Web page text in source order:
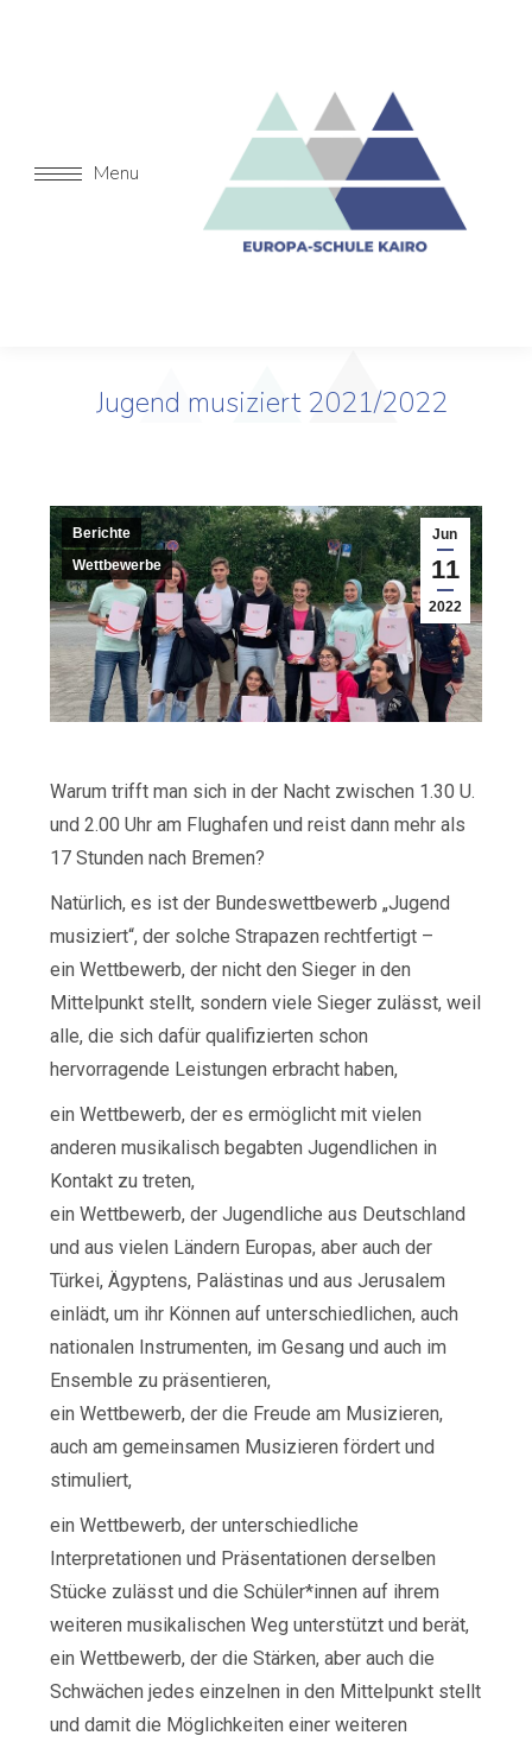
Menu
Jugend musiziert 2021/2022
Jun
11
2022
Berichte
Wettbewerbe
Warum trifft man sich in der Nacht zwischen 1.30 U.
und 2.00 Uhr am Flughafen und reist dann mehr als
17 Stunden nach Bremen?
Natürlich, es ist der Bundeswettbewerb „Jugend
musiziert“, der solche Strapazen rechtfertigt –
ein Wettbewerb, der nicht den Sieger in den
Mittelpunkt stellt, sondern viele Sieger zulässt, weil
alle, die sich dafür qualifizierten schon
hervorragende Leistungen erbracht haben,
ein Wettbewerb, der es ermöglicht mit vielen
anderen musikalisch begabten Jugendlichen in
Kontakt zu treten,
ein Wettbewerb, der Jugendliche aus Deutschland
und aus vielen Ländern Europas, aber auch der
Türkei, Ägyptens, Palästinas und aus Jerusalem
einlädt, um ihr Können auf unterschiedlichen, auch
nationalen Instrumenten, im Gesang und auch im
Ensemble zu präsentieren,
ein Wettbewerb, der die Freude am Musizieren,
auch am gemeinsamen Musizieren fördert und
stimuliert,
ein Wettbewerb, der unterschiedliche
Interpretationen und Präsentationen derselben
Stücke zulässt und die Schüler*innen auf ihrem
weiteren musikalischen Weg unterstützt und berät,
ein Wettbewerb, der die Stärken, aber auch die
Schwächen jedes einzelnen in den Mittelpunkt stellt
und damit die Möglichkeiten einer weiteren